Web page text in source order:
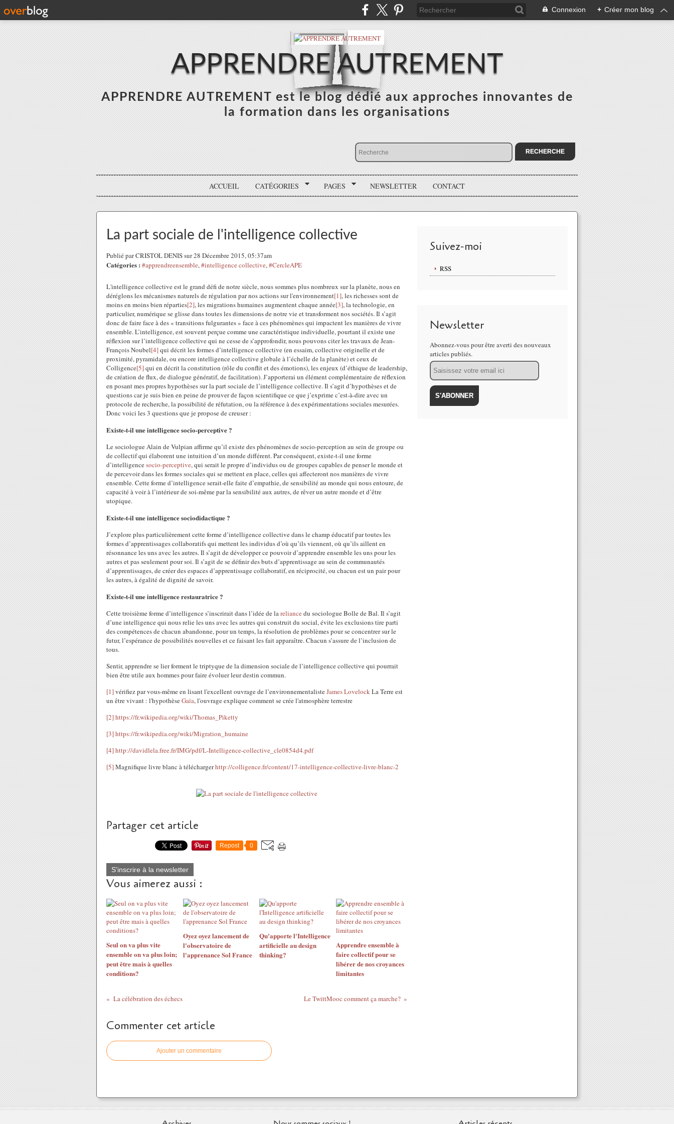
Connexion + Créer mon blog
APPRENDRE AUTREMENT
APPRENDRE AUTREMENT est le blog dédié aux approches innovantes de
la formation dans les organisations
ACCUEIL CATÉGORIES PAGES NEWSLETTER CONTACT
La part sociale de l'intelligence collective
Publié par CRISTOL DENIS sur 28 Décembre 2015, 05:37am
Catégories : #apprendreensemble,#intelligence collective,#CercleAPE
L'intelligence collective est le grand défi de notre siècle, nous sommes plus nombreux sur la planète, nous en
déréglons les mécanismes naturels de régulation par nos actions sur l'environnement[1], les richesses sont de
moins en moins bien réparties[2], les migrations humaines augmentent chaque année[3], la technologie, en
particulier, numérique se glisse dans toutes les dimensions de notre vie et transforment nos sociétés. Il s’agit
donc de faire face à des « transitions fulgurantes » face à ces phénomènes qui impactent les manières de vivre
ensemble. L’intelligence, est souvent perçue comme une caractéristique individuelle, pourtant il existe une
réflexion sur l’intelligence collective qui ne cesse de s’approfondir, nous pouvons citer les travaux de Jean-
François Noubel[4]qui décrit les formes d’intelligence collective (en essaim, collective originelle et de
proximité, pyramidale, ou encore intelligence collective globale à l’échelle de la planète) et ceux de
Colligence[5]qui en décrit la constitution (rôle du conflit et des émotions), les enjeux (d’éthique de leadership,
de création de flux, de dialogue génératif, de facilitation). J’apporterai un élément complémentaire de réflexion
en posant mes propres hypothèses sur la part sociale de l’intelligence collective. Il s’agit d’hypothèses et de
questions car je suis bien en peine de prouver de façon scientifique ce que j’exprime c’est-à-dire avec un
protocole de recherche, la possibilité de réfutation, ou la référence à des expérimentations sociales mesurées.
Donc voici les 3 questions que je propose de creuser :
Existe-t-il une intelligence socio-perceptive ?
Le sociologue Alain de Vulpian affirme qu’il existe des phénomènes de socio-perception au sein de groupe ou
de collectif qui élaborent une intuition d’un monde différent. Par conséquent, existe-t-il une forme
d’intelligencesocio-perceptive, qui serait le propre d’individus ou de groupes capables de penser le monde et
de percevoir dans les formes sociales qui se mettent en place, celles qui affecteront nos manières de vivre
ensemble. Cette forme d’intelligence serait-elle faite d’empathie, de sensibilité au monde qui nous entoure, de
capacité à voir à l’intérieur de soi-même par la sensibilité aux autres, de rêver un autre monde et d’être
utopique.
Existe-t-il une intelligence sociodidactique ?
J’explore plus particulièrement cette forme d’intelligence collective dans le champ éducatif par toutes les
formes d’apprentissages collaboratifs qui mettent les individus d’où qu’ils viennent, où qu’ils aillent en
résonnance les uns avec les autres. Il s’agit de développer ce pouvoir d’apprendre ensemble les uns pour les
autres et pas seulement pour soi. Il s’agit de se définir des buts d’apprentissage au sein de communautés
d’apprentissages, de créer des espaces d’apprentissage collaboratif, en réciprocité, ou chacun est un pair pour
les autres, à égalité de dignité de savoir.
Existe-t-il une intelligence restauratrice ?
Cette troisième forme d’intelligence s’inscrirait dans l’idée de lareliancedu sociologue Bolle de Bal. Il s’agit
d’une intelligence qui nous relie les uns avec les autres qui construit du social, évite les exclusions tire parti
des compétences de chacun abandonne, pour un temps, la résolution de problèmes pour se concentrer sur le
futur, l’espérance de possibilités nouvelles et ce faisant les fait apparaître. Chacun s’assure de l’inclusion de
tous.
Sentir, apprendre se lier forment le triptyque de la dimension sociale de l’intelligence collective qui pourrait
bien être utile aux hommes pour faire évoluer leur destin commun.
[1]vérifiez par vous-même en lisant l'excellent ouvrage de l’environnementalisteJames LovelockLa Terre est
un être vivant : l'hypothèseGaïa, l'ouvrage explique comment se crée l'atmosphère terrestre
[2]https://fr.wikipedia.org/wiki/Thomas_Piketty
[3]https://fr.wikipedia.org/wiki/Migration_humaine
[4]http://davidlela.free.fr/IMG/pdf/L-Intelligence-collective_cle0854d4.pdf
[5]Magnifique livre blanc à téléchargerhttp://colligence.fr/content/17-intelligence-collective-livre-blanc-2
Partager cet article
Repost 0
S'inscrire à la newsletter
Vous aimerez aussi :
Seul on va plus vite
ensemble on va plus loin;
peut être mais à quelles
conditions?
Oyez oyez lancement de
l'observatoire de
l'apprenance Sol France
Qu'apporte l'Intelligence
artificielle au design
thinking?
Apprendre ensemble à
faire collectif pour se
libérer de nos croyances
limitantes
La célébration des échecs Le TwittMooc comment ça marche?
Commenter cet article
Ajouter un commentaire
Suivez-moi
RSS
Newsletter
Abonnez-vous pour être averti des nouveaux
articles publiés.
Email